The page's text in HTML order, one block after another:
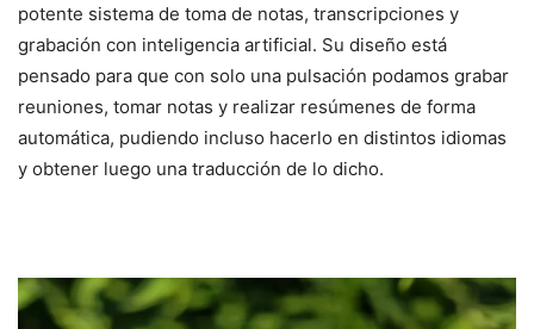
potente sistema de toma de notas, transcripciones y
grabación con inteligencia artificial. Su diseño está
pensado para que con solo una pulsación podamos grabar
reuniones, tomar notas y realizar resúmenes de forma
automática, pudiendo incluso hacerlo en distintos idiomas
y obtener luego una traducción de lo dicho.